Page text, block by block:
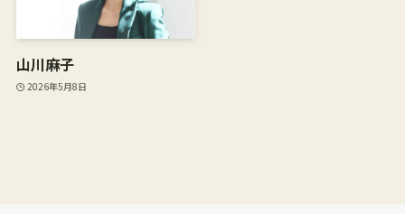
山川麻子
2026年5月8日